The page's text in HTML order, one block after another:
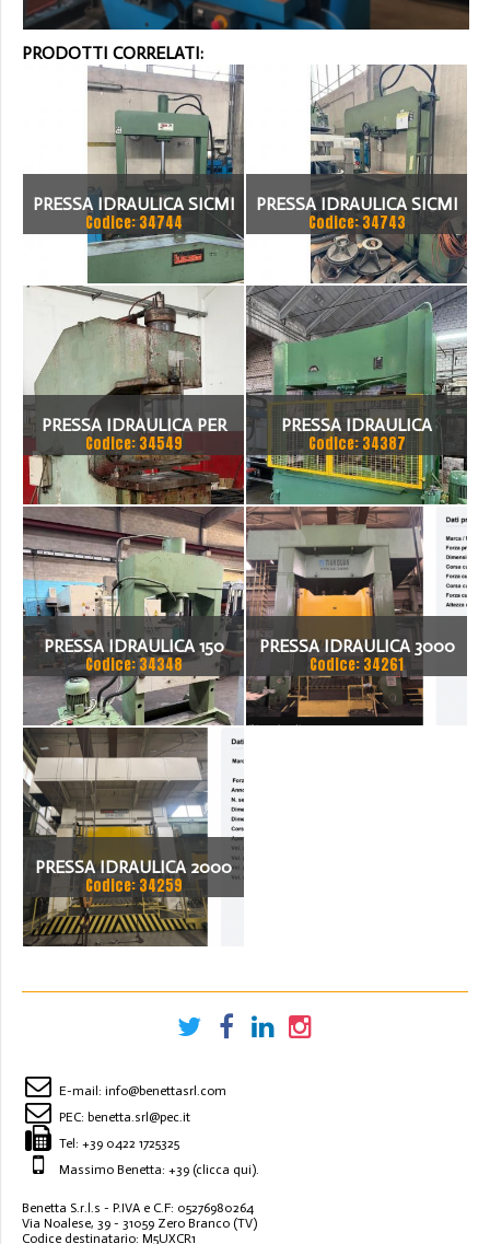
PRODOTTI CORRELATI:
PRESSA IDRAULICA SICMI
PISTONE FISSO 70 TON
Codice: 34744
PRESSA IDRAULICA SICMI
CON PISTONE MOBILE 100
TON
Codice: 34743
PRESSA IDRAULICA PER
SAGOMARE GIGANT, TON
200
Codice: 34549
PRESSA IDRAULICA
BIGNOZZI 160 TON
Codice: 34387
PRESSA IDRAULICA 150
TON
Codice: 34348
PRESSA IDRAULICA 3000
TON - TIAN DUAN YTC34-
3000
Codice: 34261
PRESSA IDRAULICA 2000
TON - RAVNE PRESSES
SH4-2000
Codice: 34259
E-mail: info@benettasrl.com
PEC: benetta.srl@pec.it
Tel: +39 0422 1725325
Massimo Benetta: +39 (clicca qui).
Benetta S.r.l.s - P.IVA e C.F: 05276980264
Via Noalese, 39 - 31059 Zero Branco (TV)
Codice destinatario: M5UXCR1